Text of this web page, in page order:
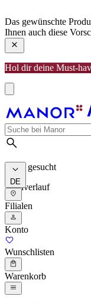
Das gewünschte
Ihnen auch diese
Hol dir deine Must-
Meist gesucht
Suchverlauf
DE
Filialen
Konto
Wunschlisten
Warenkorb